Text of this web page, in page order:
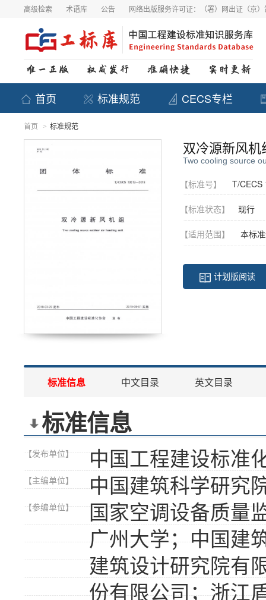
高级检索 术语库 公告 网络出版服务许可证：（署）网出证（京
首页 标准规范 CECS专栏
首页 > 标准规范
双冷源新风机
Two cooling source
【标准号】 T/CECS
【标准状态】 现行
【适用范围】 本标
计划版阅读
标准信息 中文目录 英文目录
标准信息
【发布单位】 中国工程建设标准
【主编单位】 中国建筑科学研究
【参编单位】
国家空调设备质量
广州大学；中国建
建筑设计研究院有
份有限公司；浙江